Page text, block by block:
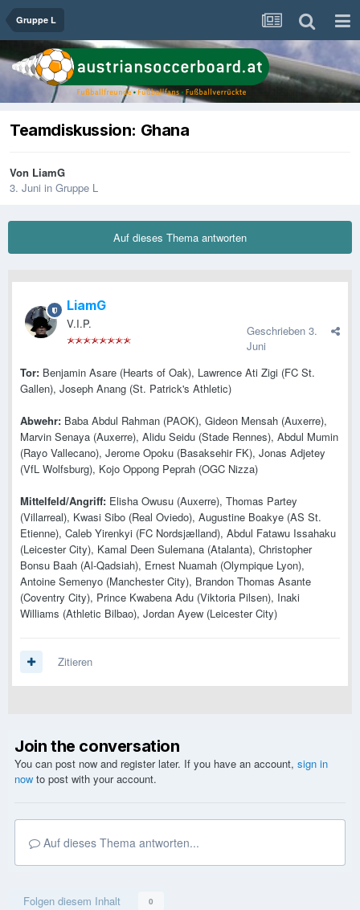
Gruppe L
Teamdiskussion: Ghana
Von LiamG
3. Juni in Gruppe L
Auf dieses Thema antworten
LiamG
V.I.P. Geschrieben 3.
Juni
Tor: Benjamin Asare (Hearts of Oak), Lawrence Ati Zigi (FC St.
Gallen), Joseph Anang (St. Patrick's Athletic)
Abwehr: Baba Abdul Rahman (PAOK), Gideon Mensah (Auxerre),
Marvin Senaya (Auxerre), Alidu Seidu (Stade Rennes), Abdul Mumin
(Rayo Vallecano), Jerome Opoku (Basaksehir FK), Jonas Adjetey
(VfL Wolfsburg), Kojo Oppong Peprah (OGC Nizza)
Mittelfeld/Angriff: Elisha Owusu (Auxerre), Thomas Partey
(Villarreal), Kwasi Sibo (Real Oviedo), Augustine Boakye (AS St.
Etienne), Caleb Yirenkyi (FC Nordsjælland), Abdul Fatawu Issahaku
(Leicester City), Kamal Deen Sulemana (Atalanta), Christopher
Bonsu Baah (Al-Qadsiah), Ernest Nuamah (Olympique Lyon),
Antoine Semenyo (Manchester City), Brandon Thomas Asante
(Coventry City), Prince Kwabena Adu (Viktoria Pilsen), Inaki
Williams (Athletic Bilbao), Jordan Ayew (Leicester City)
Zitieren
Join the conversation
You can post now and register later. If you have an account, sign in
now to post with your account.
Auf dieses Thema antworten...
Folgen diesem Inhalt 0